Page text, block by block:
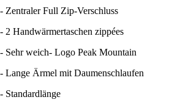
- Zentraler Full Zip-Verschluss
- 2 Handwärmertaschen zippées
- Sehr weich- Logo Peak Mountain
- Lange Ärmel mit Daumenschlaufen
- Standardlänge